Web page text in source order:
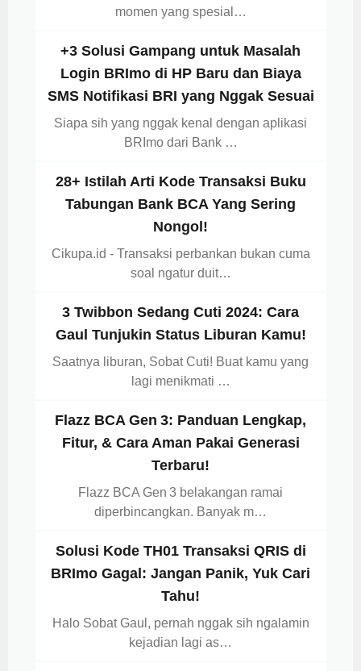
momen yang spesial…
+3 Solusi Gampang untuk Masalah
Login BRImo di HP Baru dan Biaya
SMS Notifikasi BRI yang Nggak Sesuai
Siapa sih yang nggak kenal dengan aplikasi
BRImo dari Bank …
28+ Istilah Arti Kode Transaksi Buku
Tabungan Bank BCA Yang Sering
Nongol!
Cikupa.id - Transaksi perbankan bukan cuma
soal ngatur duit…
3 Twibbon Sedang Cuti 2024: Cara
Gaul Tunjukin Status Liburan Kamu!
Saatnya liburan, Sobat Cuti! Buat kamu yang
lagi menikmati …
Flazz BCA Gen 3: Panduan Lengkap,
Fitur, & Cara Aman Pakai Generasi
Terbaru!
Flazz BCA Gen 3 belakangan ramai
diperbincangkan. Banyak m…
Solusi Kode TH01 Transaksi QRIS di
BRImo Gagal: Jangan Panik, Yuk Cari
Tahu!
Halo Sobat Gaul, pernah nggak sih ngalamin
kejadian lagi as…